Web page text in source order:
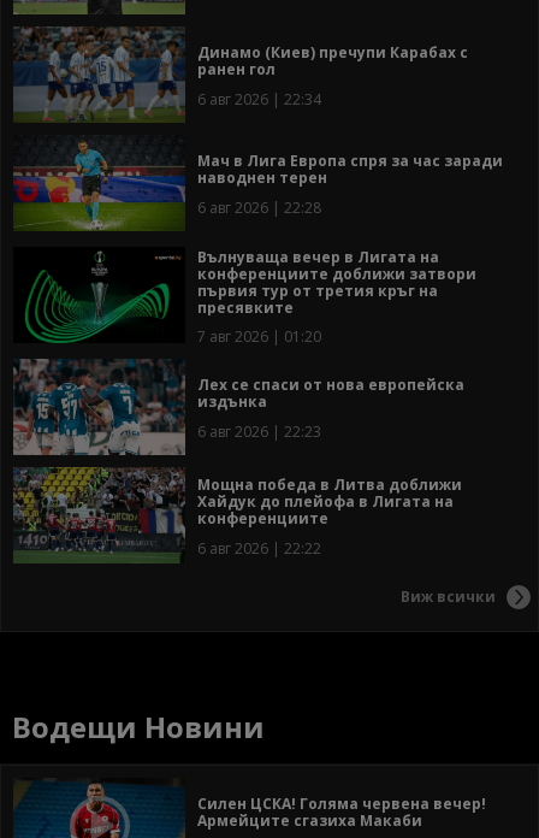
Динамо (Киев) пречупи Карабах с
ранен гол
6 авг 2026 | 22:34
Мач в Лига Европа спря за час заради
наводнен терен
6 авг 2026 | 22:28
Вълнуваща вечер в Лигата на
конференциите доближи затвори
първия тур от третия кръг на
пресявките
7 авг 2026 | 01:20
Лех се спаси от нова европейска
издънка
6 авг 2026 | 22:23
Мощна победа в Литва доближи
Хайдук до плейофа в Лигата на
конференциите
6 авг 2026 | 22:22
Виж всички
Водещи Новини
Силен ЦСКА! Голяма червена вечер!
Армейците сгазиха Макаби